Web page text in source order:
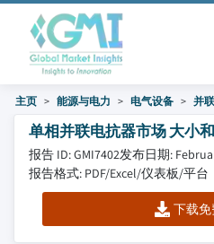
主页 能源与电力 电气设备 并
单相并联电抗器市场 大小
报告 ID: GMI7402发布日期:
报告格式: PDF/Excel/仪表板/平台
下载免